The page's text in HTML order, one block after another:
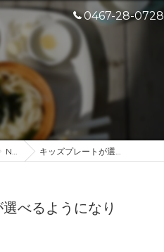
0467-28-0728
NEWS キッズプレートが選べるようになりました！
べるようになり